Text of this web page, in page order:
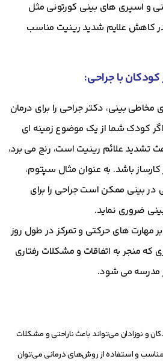
و اسپری های بینی کورتونی مثل
در کاهش علایم شدید رینیت مناسب
با جراحی:
بینی، دکتر جراحی را برای درمان
کودک شما از یک موضوع زمینه ای
تشدید علائم رینیت است، رنج می برد،
باشد. به عنوان مثال سپتوم،
در بینی ممکن است جراحی را برای
ضروری نماید.
مهارت های حرکتی و تمرکز در طول روز
که منجر به اتفاقات و مشکلات رفتاری
مدرسه می شود.
و نوزادان می‌تواند باعث ناراحتی و مشکلات
و استفاده از روش‌های درمانی می‌توان